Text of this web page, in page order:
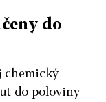
do
chemický
do poloviny